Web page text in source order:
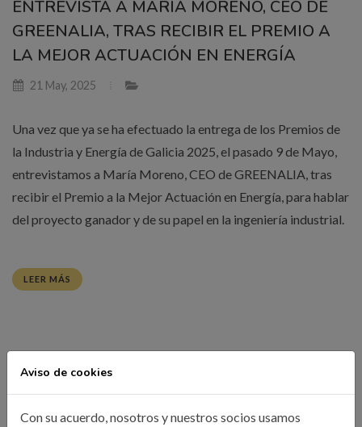
ENTREVISTA A MARÍA MORENO, CEO DE
GREENALIA, TRAS RECIBIR EL PREMIO A
LA MEJOR ACTUACIÓN EN ENERGÍA
21 May, 2025
Una vez que ya se ha efectuado la entrega de los Premios de
la Industria y Energía de Galicia 2025, el pasado 9 de Mayo,
entrevistamos a María Moreno, CEO de GREENALIA, tras
recibir el Premio a la Mejor Actuación en Energía, para hablar
del proyecto ganador y de su papel en la ingeniería industrial.
LEER MÁS
Aviso de cookies
Con su acuerdo, nosotros y nuestros socios usamos